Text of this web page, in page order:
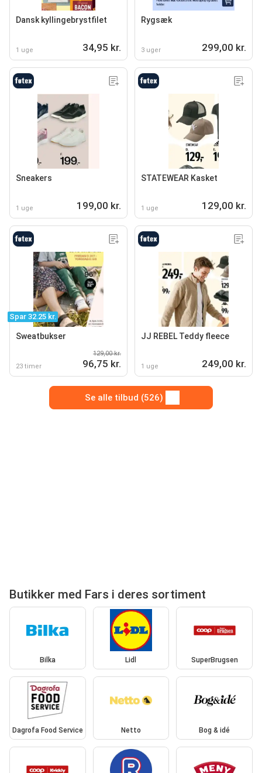
Dansk kyllingebrystfilet
1 uge 34,95 kr.
Rygsæk
3 uger 299,00 kr.
Sneakers
1 uge 199,00 kr.
STATEWEAR Kasket
1 uge 129,00 kr.
Spar 32.25 kr.
Sweatbukser
23 timer
129,00 kr.
96,75 kr.
JJ REBEL Teddy fleece
1 uge 249,00 kr.
Se alle tilbud (526)
Butikker med Fars i deres sortiment
Bilka Lidl SuperBrugsen
Dagrofa Food Service Netto Bog & idé